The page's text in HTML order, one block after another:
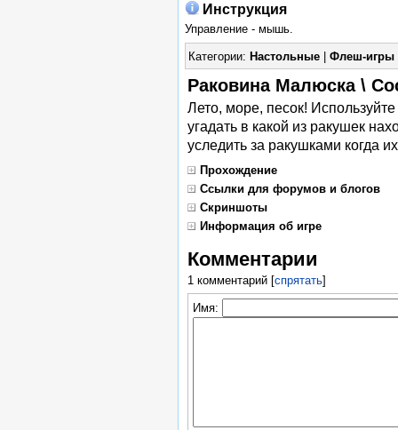
Инструкция
Управление - мышь.
Категории: Настольные| Флеш-игры
Раковина Малюска \
Лето, море, песок!
угадать в какой из ракушек
уследить за ракушками когда
Прохождение
Ссылки для форумов и блогов
Скриншоты
Информация об игре
Комментарии
1 комментарий[спрятать]
Имя: